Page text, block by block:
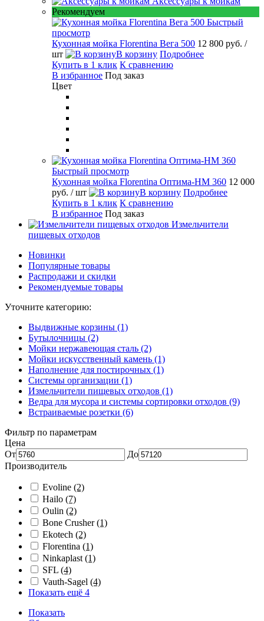
Рекомендуем
Быстрый
просмотр
Кухонная мойка Florentina Вега 500 12 800 руб. /
шт
В корзину Подробнее
Купить в 1 клик К сравнению
В избранное Под заказ
Цвет
Быстрый просмотр
Кухонная мойка Florentina Оптима-HM 360 12 000
руб. / шт В корзину Подробнее
Купить в 1 клик К сравнению
В избранное Под заказ
Измельчители
пищевых отходов
Новинки
Популярные товары
Распродажи и скидки
Рекомендуемые товары
Уточните категорию:
Выдвижные корзины (1)
Бутылочницы (2)
Мойки нержавеющая сталь (2)
Мойки искусственный камень (1)
Наполнение для постирочных (1)
Системы организации (1)
Измельчители пищевых отходов (1)
Ведра для мусора и системы сортировки отходов (9)
Встраиваемые розетки (6)
Фильтр по параметрам
Цена
От
До
Производитель
Evoline (2)
Hailo (7)
Oulin (2)
Bone Crusher(1)
Ekotech (2)
Florentina (1)
Ninkaplast (1)
SFL (4)
Vauth-Sagel (4)
Показать ещё 4
Показать